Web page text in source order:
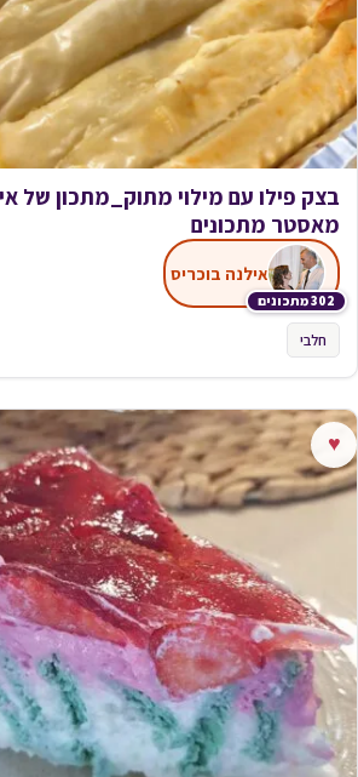
בצק פילו עם מילוי מתוק_מתכון של
מאסטר מתכונים
302 מתכונים
אילנה בוכריס
חלבי
♥